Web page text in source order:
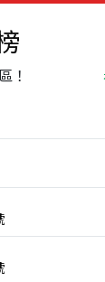
！